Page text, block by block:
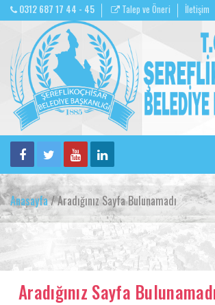
0312 687 17 44 - 45 Talep ve Öneri İletişim
Anasayfa/ Aradığınız Sayfa Bulunamadı
Aradığınız Sayfa